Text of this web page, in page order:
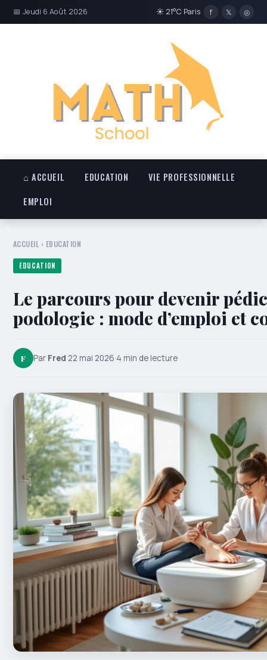
📅 Jeudi 6 Août 2026 ☀ 21°C Paris f 𝕏 ◎
⌂ ACCUEIL EDUCATION
VIE PROFESSIONNELLE
EMPLOI
ACCUEIL › EDUCATION
EDUCATION
Le parcours pour devenir
podologie : mode d’emploi et
F Par Fred·22 mai 2026·4 min de lecture